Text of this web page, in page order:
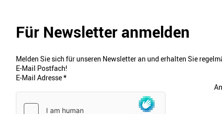
Für Newsletter anmelden
Melden Sie sich für unseren Newsletter an und erhalten Sie
E-Mail Postfach!
E-Mail Adresse*